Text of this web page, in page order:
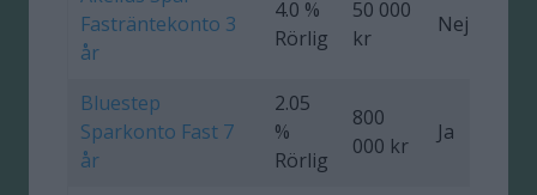
Fasträntekonto 3
år
4.0 %
Rörlig
50 000
kr
Nej
Bluestep
Sparkonto Fast 7
år
2.05
%
Rörlig
800
000 kr
Ja